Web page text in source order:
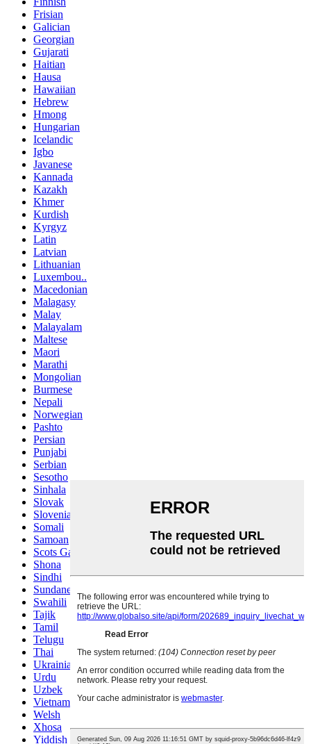
Frisian
Galician
Georgian
Gujarati
Haitian
Hausa
Hawaiian
Hebrew
Hmong
Hungarian
Icelandic
Igbo
Javanese
Kannada
Kazakh
Khmer
Kurdish
Kyrgyz
Latin
Latvian
Lithuanian
Luxembou..
Macedonian
Malagasy
Malay
Malayalam
Maltese
Maori
Marathi
Mongolian
Burmese
Nepali
Norwegian
Pashto
Persian
Punjabi
Serbian
Sesotho
Sinhala
Slovak
Slovenian
Somali
Samoan
Scots Gaelic
Shona
Sindhi
Sundanese
Swahili
Tajik
Tamil
Telugu
Thai
Ukrainian
Urdu
Uzbek
Vietnamese
Welsh
Xhosa
Yiddish